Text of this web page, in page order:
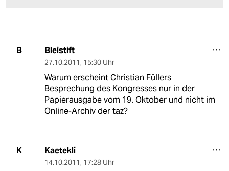
B Bleistift
27.10.2011, 15:30 Uhr
Warum erscheint Christian Füllers
Besprechung des Kongresses nur in der
Papierausgabe vom 19. Oktober und nicht im
Online-Archiv der taz?
K Kaetekli
14.10.2011, 17:28 Uhr